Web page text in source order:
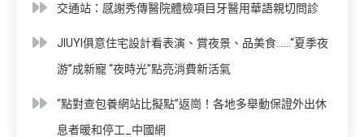
交通站：感謝秀傳醫院體檢項目牙醫用華語親切問診
JIUYI俱意住宅設計看表演、賞夜景、品美食……“夏季夜
游”成新寵 “夜時光”點亮消費新活氣
“點對查包養網站比擬點”返崗！各地多舉動保證外出休
息者暖和停工_中國網